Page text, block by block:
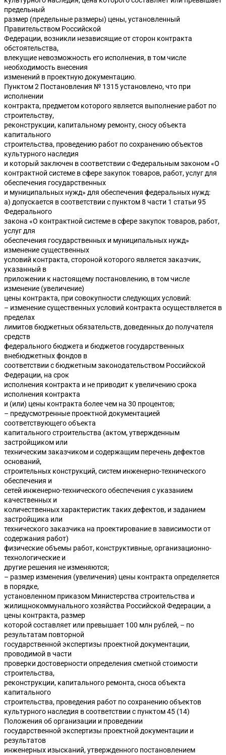
предельный
размер (предельные размеры) цены, установленный
Правительством Российской
Федерации, возникли независящие от сторон контракта
обстоятельства,
влекущие невозможность его исполнения, в том числе
необходимость внесения
изменений в проектную документацию.
Пунктом 2 Постановления № 1315 установлено, что при
исполнении
контракта, предметом которого является выполнение работ по
строительству,
реконструкции, капитальному ремонту, сносу объекта
капитального
строительства, проведению работ по сохранению объектов
культурного наследия
и который заключен в соответствии с Федеральным законом «О
контрактной системе в сфере закупок товаров, работ, услуг для
обеспечения государственных
и муниципальных нужд» для обеспечения федеральных нужд:
а) допускается в соответствии с пунктом 8 части 1 статьи 95
Федерального
закона «О контрактной системе в сфере закупок товаров, работ,
услуг для
обеспечения государственных и муниципальных нужд»
изменение существенных
условий контракта, стороной которого является заказчик,
указанный в
приложении к настоящему постановлению, в том числе
изменение (увеличение)
цены контракта, при совокупности следующих условий:
– изменение существенных условий контракта осуществляется в
пределах
лимитов бюджетных обязательств, доведенных до получателя
средств
федерального бюджета и бюджетов государственных
внебюджетных фондов в
соответствии с бюджетным законодательством Российской
Федерации, на срок
исполнения контракта и не приводит к увеличению срока
исполнения контракта
и (или) цены контракта более чем на 30 процентов;
– предусмотренные проектной документацией
соответствующего объекта
капитального строительства (актом, утвержденным
застройщиком или
техническим заказчиком и содержащим перечень дефектов
оснований,
строительных конструкций, систем инженерно-технического
обеспечения и
сетей инженерно-технического обеспечения с указанием
качественных и
количественных характеристик таких дефектов, и заданием
застройщика или
технического заказчика на проектирование в зависимости от
содержания работ)
физические объемы работ, конструктивные, организационно-
технологические и
другие решения не изменяются;
– размер изменения (увеличения) цены контракта определяется
в порядке,
установленном приказом Министерства строительства и
жилищнокоммунального хозяйства Российской Федерации, а
цены контракта, размер
которой составляет или превышает 100 млн рублей, – по
результатам повторной
государственной экспертизы проектной документации,
проводимой в части
проверки достоверности определения сметной стоимости
строительства,
реконструкции, капитального ремонта, сноса объекта
капитального
строительства, проведения работ по сохранению объектов
культурного наследия в соответствии с пунктом 45 (14)
Положения об организации и проведении
государственной экспертизы проектной документации и
результатов
инженерных изысканий, утвержденного постановлением